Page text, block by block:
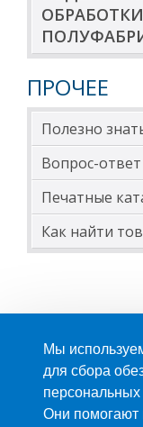
ПРОЧЕЕ
Полезно
Вопрос-ответ
Печатные
Как найти
Мы
для сбора
Они помогают